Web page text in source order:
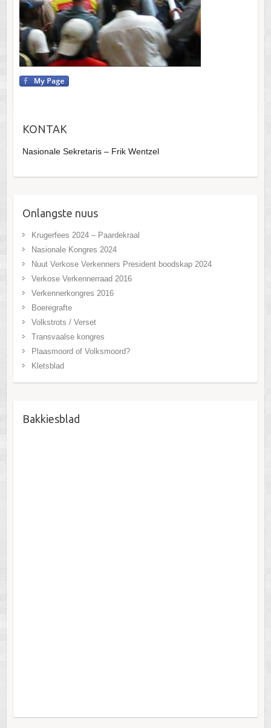
KONTAK
Nasionale Sekretaris – Frik Wentzel
Onlangste nuus
Krugerfees 2024 – Paardekraal
Nasionale Kongres 2024
Nuut Verkose Verkenners President boodskap 2024
Verkose Verkennerraad 2016
Verkennerkongres 2016
Boeregrafte
Volkstrots / Verset
Transvaalse kongres
Plaasmoord of Volksmoord?
Kletsblad
Bakkiesblad